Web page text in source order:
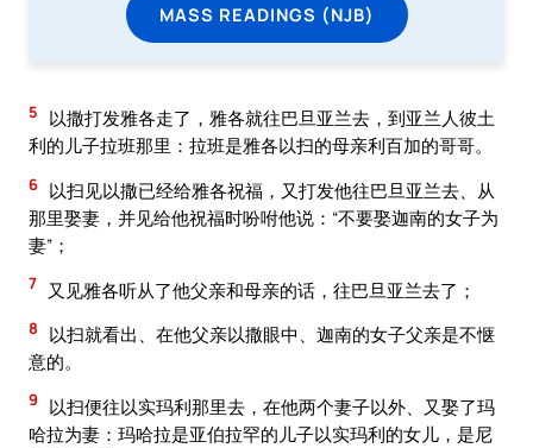
MASS READINGS (NJB)
5
以撒打发雅各走了，雅各就往巴旦亚兰去，到亚兰人彼土
利的儿子拉班那里：拉班是雅各以扫的母亲利百加的哥哥。
6 以扫见以撒已经给雅各祝福，又打发他往巴旦亚兰去、从
那里娶妻，并见给他祝福时吩咐他说：“不要娶迦南的女子为
妻”；
7 又见雅各听从了他父亲和母亲的话，往巴旦亚兰去了；
8
以扫就看出、在他父亲以撒眼中、迦南的女子父亲是不惬
意的。
9
以扫便往以实玛利那里去，在他两个妻子以外、又娶了玛
哈拉为妻：玛哈拉是亚伯拉罕的儿子以实玛利的女儿，是尼